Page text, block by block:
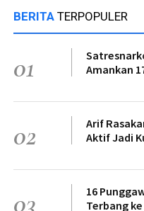
BERITA TERPOPULER
01
Amankan
02
Arif
Aktif Jadi
03
16
Terbang